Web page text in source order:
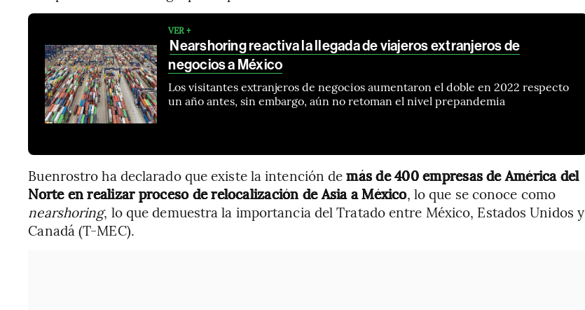
VER +
Nearshoring reactiva la llegada de viajeros extranjeros de
negocios a México
Los visitantes extranjeros de negocios aumentaron el doble en 2022 respecto
un año antes, sin embargo, aún no retoman el nivel prepandemia
Buenrostro ha declarado que existe la intención demás de 400 empresas de América del
Norte en realizar proceso de relocalización de Asia a México, lo que se conoce como
nearshoring, lo que demuestra la importancia del Tratado entre México, Estados Unidos y
Canadá (T-MEC).